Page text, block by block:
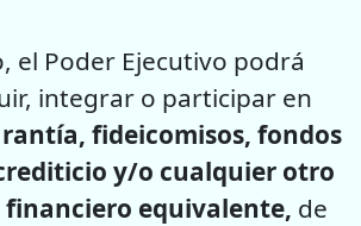
el Poder Ejecutivo podrá
integrar o participar en
fideicomisos, fondos
y/o cualquier otro
equivalente, de